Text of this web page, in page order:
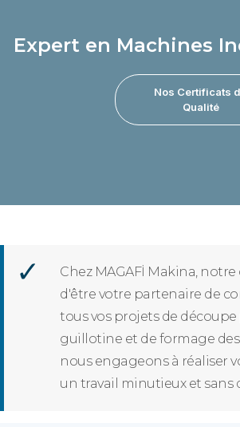
Expert en Machines
Nos Certificats
Qualité
Chez MAGAFİ Makina,
d'être votre partenaire de
tous vos projets de découpe
guillotine et de formage
nous engageons à réaliser
un travail minutieux et sans